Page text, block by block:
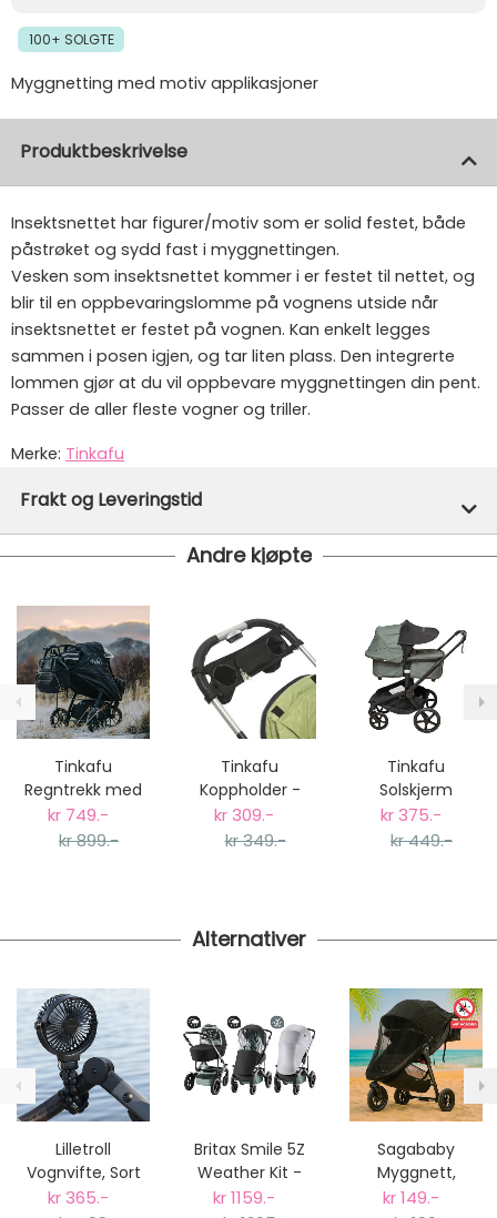
100+ SOLGTE
Myggnetting med motiv applikasjoner
Produktbeskrivelse
Insektsnettet har figurer/motiv som er solid festet, både
påstrøket og sydd fast i myggnettingen.
Vesken som insektsnettet kommer i er festet til nettet, og
blir til en oppbevaringslomme på vognens utside når
insektsnettet er festet på vognen. Kan enkelt legges
sammen i posen igjen, og tar liten plass. Den integrerte
lommen gjør at du vil oppbevare myggnettingen din pent.
Passer de aller fleste vogner og triller.
Merke: Tinkafu
Frakt og Leveringstid
Denne varen er ikke lager hos oss, men vil bli bestilt
lager.
Vi har fri frakt på ordre over 1499.- På ordre under er
fraktprisen fra kr 79.-
Ekspressfrakt med Bring Express og Widerøe koster
fra kr 129 - og dersom dette er tilgjengelig på ditt
Gjennomsnittlig leveringstid hos Mimmis er en til tre
dager fra bestilling til levering.
Vi har fri retur ved bytte.
Andre kjøpte
Tinkafu
Regntrekk med
Skjerm, Sort
kr 749.-
kr 899.-
Tinkafu
Koppholder -
Svart
kr 309.-
kr 349.-
Tinkafu
Solskjerm
Universal, Sort
kr 375.-
kr 449.-
Alternativer
Lilletroll
Vognvifte, Sort
kr 365.-
Britax Smile 5Z
Weather Kit -
Regntrekk og
kr 1159.-
Sagababy
Myggnett,
Universal
kr 149.-